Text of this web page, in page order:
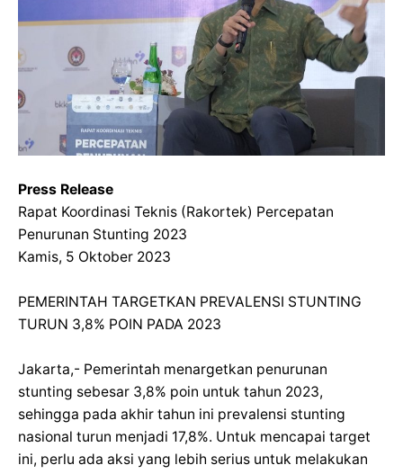
Press Release
Rapat Koordinasi Teknis (Rakortek) Percepatan
Penurunan Stunting 2023
Kamis, 5 Oktober 2023
PEMERINTAH TARGETKAN PREVALENSI STUNTING
TURUN 3,8% POIN PADA 2023
Jakarta,- Pemerintah menargetkan penurunan
stunting sebesar 3,8% poin untuk tahun 2023,
sehingga pada akhir tahun ini prevalensi stunting
nasional turun menjadi 17,8%. Untuk mencapai target
ini, perlu ada aksi yang lebih serius untuk melakukan